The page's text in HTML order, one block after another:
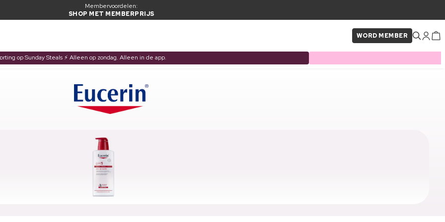
Membervoordelen:
SHOP MET MEMBERPRIJS
WORD MEMBER
op Sunday Steals ⚡ Alleen op zondag. Alleen in de app.